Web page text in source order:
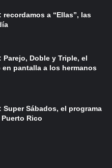
a “Ellas”, las
Parejo, Doble y Triple, el
pantalla a los hermanos
Super Sábados, el programa
Rico